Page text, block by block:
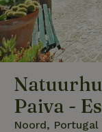
Paiva -
Noord, Portugal